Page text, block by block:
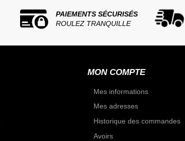
PAIEMENTS SÉCURISÉS
ROULEZ TRANQUILLE
MON COMPTE
Mes informations
Mes adresses
Historique des commandes
Avoirs